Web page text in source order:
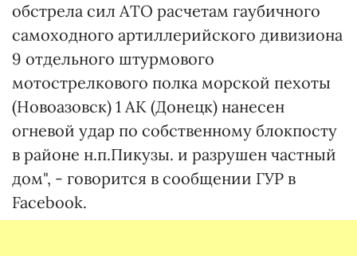
обстрела сил АТО расчетам гаубичного
самоходного артиллерийского дивизиона
9 отдельного штурмового
мотострелкового полка морской пехоты
(Новоазовск) 1 АК (Донецк) нанесен
огневой удар по собственному блокпосту
в районе н.п.Пикузы. и разрушен частный
дом", - говорится в сообщении ГУР в
Facebook.